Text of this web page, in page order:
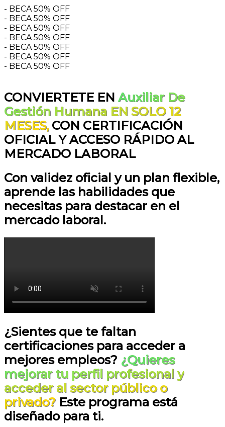
- BECA 50% OFF
- BECA 50% OFF
- BECA 50% OFF
- BECA 50% OFF
- BECA 50% OFF
- BECA 50% OFF
- BECA 50% OFF
CONVIERTETE EN Auxiliar De
Gestión Humana EN SOLO 12
MESES,CON CERTIFICACIÓN
OFICIAL Y ACCESO RÁPIDO AL
MERCADO LABORAL
Con validez oficial y un plan flexible,
aprende las habilidades que
necesitas para destacar en el
mercado laboral.
¿Sientes que te faltan
certificaciones para acceder a
mejores empleos? ¿Quieres
mejorar tu perfil profesional y
acceder al sector público o
privado? Este programa está
diseñado para ti.